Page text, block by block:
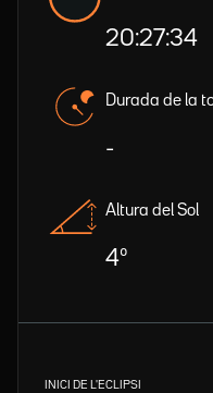
20:27:34
Durada de la
-
Altura del Sol
4º
INICI DE L'ECLIPSI